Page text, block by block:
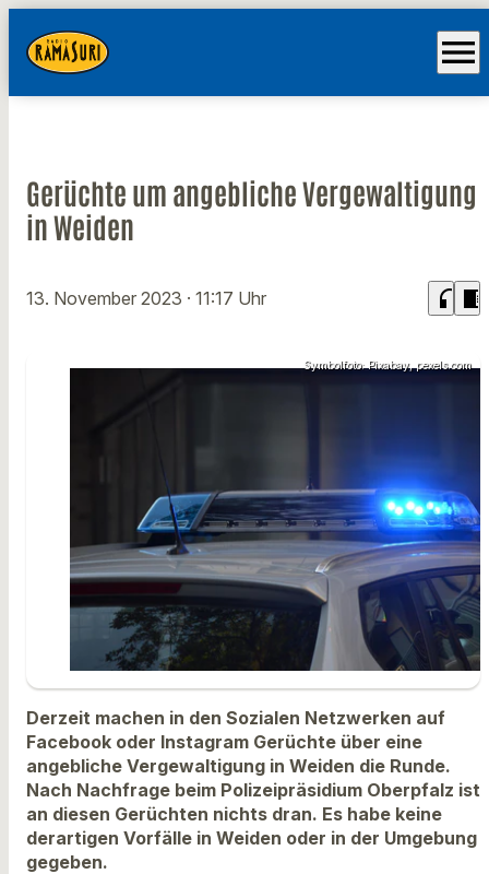
menu
Gerüchte um angebliche Vergewaltigung
in Weiden
13. November 2023 · 11:17 Uhr headphones chrome_reader_mode
Symbolfoto: Pixabay, pexels.com
Derzeit machen in den Sozialen Netzwerken auf
Facebook oder Instagram Gerüchte über eine
angebliche Vergewaltigung in Weiden die Runde.
Nach Nachfrage beim Polizeipräsidium Oberpfalz ist
an diesen Gerüchten nichts dran. Es habe keine
derartigen Vorfälle in Weiden oder in der Umgebung
gegeben.